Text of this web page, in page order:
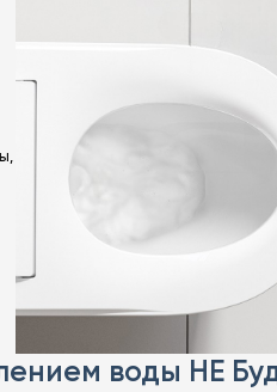
воды НЕ